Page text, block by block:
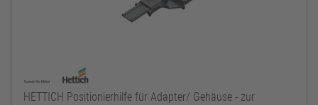
HETTICH Positionierhilfe für Adapter/ Gehäuse - zur